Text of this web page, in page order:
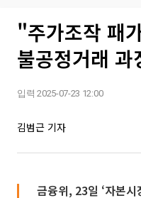
"주가조작 패
불공정거래
입력 2025-07-23 12:00
김범근 기자
금융위, 23일 ‘자본